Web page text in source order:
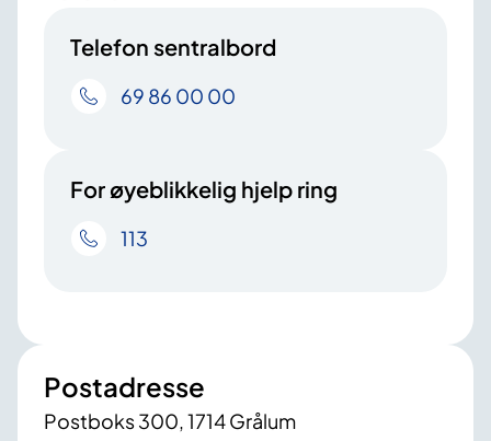
Telefon sentralbord
69 86 00 00
For øyeblikkelig hjelp ring
113
Postadresse
Postboks 300, 1714 Grålum